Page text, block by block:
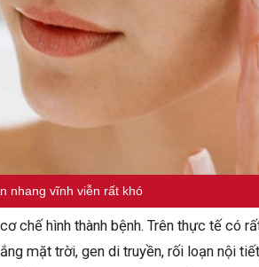
nhang vĩnh viễn rất khó
chế hình thành bệnh. Trên thực tế có
mặt trời, gen di truyền, rối loạn nội